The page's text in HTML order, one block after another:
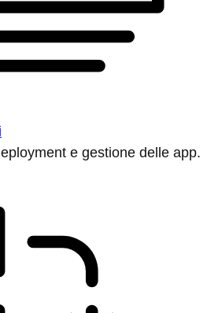
e gestione delle app.